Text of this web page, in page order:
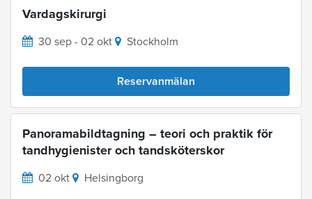
Vardagskirurgi
30 sep - 02 okt Stockholm
Reservanmälan
Panoramabildtagning – teori och praktik för
tandhygienister och tandsköterskor
02 okt Helsingborg